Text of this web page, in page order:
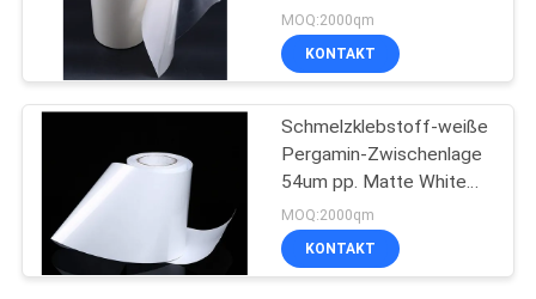
Einfrierendes
klebendes Kleber-
Aufkleber-
Antimaterial
Acryl-Kleber-weißes
Pergamin-
Zwischenlagen-WG3333
MOQ:2000qm
KONTAKT
Schmelzklebstoff-weiße
Pergamin-Zwischenlage
54um pp. Matte White
HM4033
MOQ:2000qm
KONTAKT